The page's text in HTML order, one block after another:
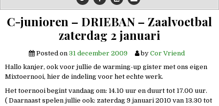
C-junioren – DRIEBAN – Zaalvoetbal
zaterdag 2 januari
Posted on 31 december 2009 by Cor Vriend
Hallo kanjer, ook voor jullie de warming-up gister met ons eigen
Mixtoernooi, hier de indeling voor het echte werk.
Het toernooi begint vandaag om: 14.10 uur en duurt tot 17.00 uur.
( Daarnaast spelen jullie ook: zaterdag 9 januari 2010 van 13.30 tot